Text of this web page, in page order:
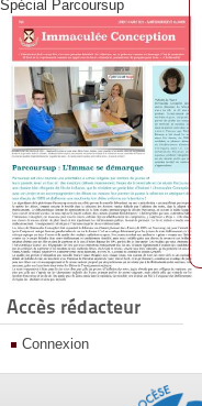
Spécial Parcoursup
Accès rédacteur
Connexion